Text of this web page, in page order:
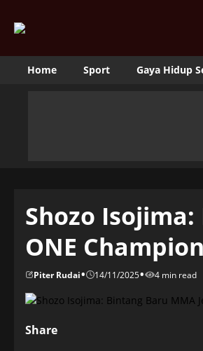
Home Sport Gaya Hidup
Shozo
ONE
Piter Rudai• 14/11/2025• 4 min read
Share